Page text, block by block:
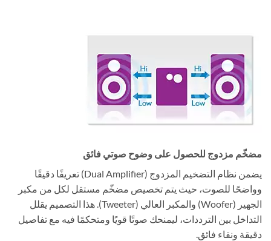
مضخّم مزدوج للحصول على وضوح صوتي فائق
يضمن نظام التضخيم المزدوج (Dual Amplifier) تعريفًا دقيقًا
وواضحًا للصوت، حيث يتم تخصيص مضخّم مستقل لكل من مكبر
الجهير (Woofer) والمكبر العالي (Tweeter). هذا التصميم يقلل
التداخل بين الترددات، ليمنحك صوتًا قويًا ومتحكمًا فيه مع تفاصيل
دقيقة ونقاء فائق.